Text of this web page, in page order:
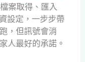
檔案取得、匯入
設定，一步步帶
，但訊號會消
人最好的承諾。